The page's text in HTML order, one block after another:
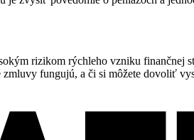
rizikom rýchleho vzniku finančnej
fungujú, a či si môžete dovoliť